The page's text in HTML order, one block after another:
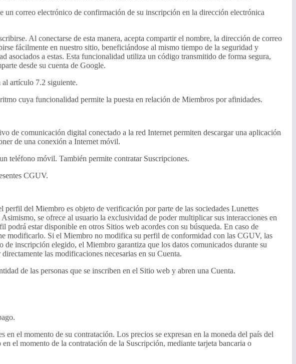
correo electrónico de confirmación de su inscripción en la dirección electrónica
Al conectarse de esta manera, acepta compartir el nombre, la dirección de correo
fácilmente en nuestro sitio, beneficiándose al mismo tiempo de la seguridad y
asociados a estas. Esta funcionalidad utiliza un código transmitido de forma segura,
desde su cuenta de Google.
artículo 7.2 siguiente.
cuya funcionalidad permite la puesta en relación de Miembros por afinidades.
de comunicación digital conectado a la red Internet permiten descargar una aplicación
de una conexión a Internet móvil.
teléfono móvil. También permite contratar Suscripciones.
CGUV.
del Miembro es objeto de verificación por parte de las sociedades Lunettes
se ofrece al usuario la exclusividad de poder multiplicar sus interacciones en
estar disponible en otros Sitios web acordes con su búsqueda. En caso de
modificarlo. Si el Miembro no modifica su perfil de conformidad con las CGUV, las
inscripción elegido, el Miembro garantiza que los datos comunicados durante su
las modificaciones necesarias en su Cuenta.
de las personas que se inscriben en el Sitio web y abren una Cuenta.
el momento de su contratación. Los precios se expresan en la moneda del país del
el momento de la contratación de la Suscripción, mediante tarjeta bancaria o